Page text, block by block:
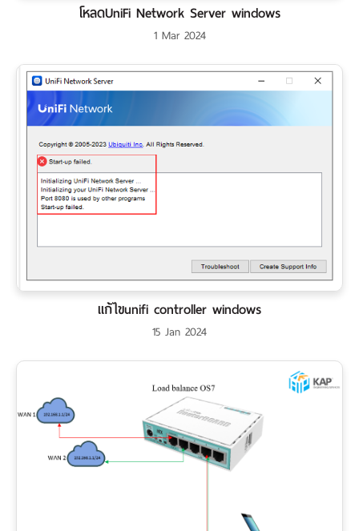
โหลดUniFi Network Server windows
1 Mar 2024
แก้ไขunifi controller windows
15 Jan 2024